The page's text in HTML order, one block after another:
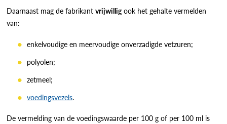
Daarnaast mag de fabrikant vrijwilligook het gehalte vermelden
van:
enkelvoudige en meervoudige onverzadigde vetzuren;
polyolen;
zetmeel;
voedingsvezels.
De vermelding van de voedingswaarde per 100 g of per 100 ml is